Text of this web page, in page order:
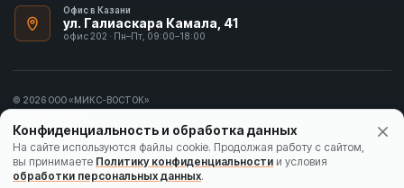
Офис в Казани
ул. Галиаскара Камала, 41
офис 202 · Пн–Пт, 09:00–18:00
© 2026 ООО «МИКС-ВОСТОК»
Политика конфиденциальности
Согласие на обработку данных
Конфиденциальность и обработка данных
На сайте используются файлы cookie. Продолжая работу с сайтом,
вы принимаете Политику конфиденциальности и условия
обработки персональных данных.